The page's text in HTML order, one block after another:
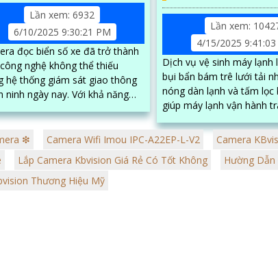
Lần xem: 6932
6/10/2025 9:30:21 PM
đọc biển số xe đã trở thành
nghệ không thể thiếu
hệ thống giám sát giao thông
ngày nay. Với khả năng
diện và xử lý thông tin biển số
tự động, những camera
lại nhiều lợi ích đáng kể, từ
cao hiệu quả an ninh
Lần xem:
4/15/2025
Dịch vụ vệ sinh máy lạnh
bụi bẩn bám trê lưới tải
nóng dàn lạnh và tấm lọc
giúp máy lạnh vận hành
nhiệt trong phòng tốt
hiệu suất vần hành của
không khí trong lành
❇ Camera Wifi Imou IPC-A22EP-L-V2
Camera
Lắp Camera Kbvision Giá Rẻ Có Tốt Không
Hường Dẫn
Thương Hiệu Mỹ